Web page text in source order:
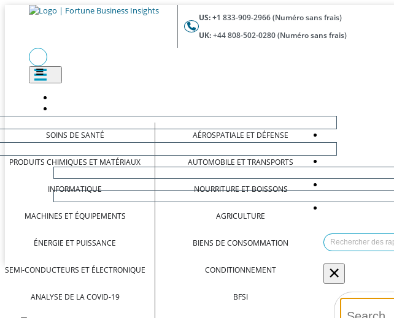
US:+1 833-909-2966 (Numéro sans frais)
UK:+44 808-502-0280 (Numéro sans frais)
SOINS DE SANTÉ
PRODUITS CHIMIQUES ET MATÉRIAUX
INFORMATIQUE
MACHINES ET ÉQUIPEMENTS
ÉNERGIE ET PUISSANCE
SEMI-CONDUCTEURS ET ÉLECTRONIQUE
ANALYSE DE LA COVID-19
AÉROSPATIALE ET DÉFENSE
AUTOMOBILE ET TRANSPORTS
NOURRITURE ET BOISSONS
AGRICULTURE
BIENS DE CONSOMMATION
CONDITIONNEMENT
BFSI
×